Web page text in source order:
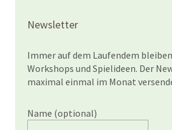
Newsletter
Immer auf dem Laufendem
Workshops und Spielideen. Der
maximal einmal im Monat
Name (optional)